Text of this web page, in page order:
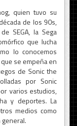
quien tuvo su
de los 90s,
SEGA, la Sega
que lucha
lo conocemos
se empeña en
de Sonic the
por Sonic
varios estudios,
y deportes. La
medios como